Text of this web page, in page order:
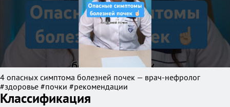
4 опасных симптома болезней почек — врач-нефролог
#здоровье #почки #рекомендации
Классификация